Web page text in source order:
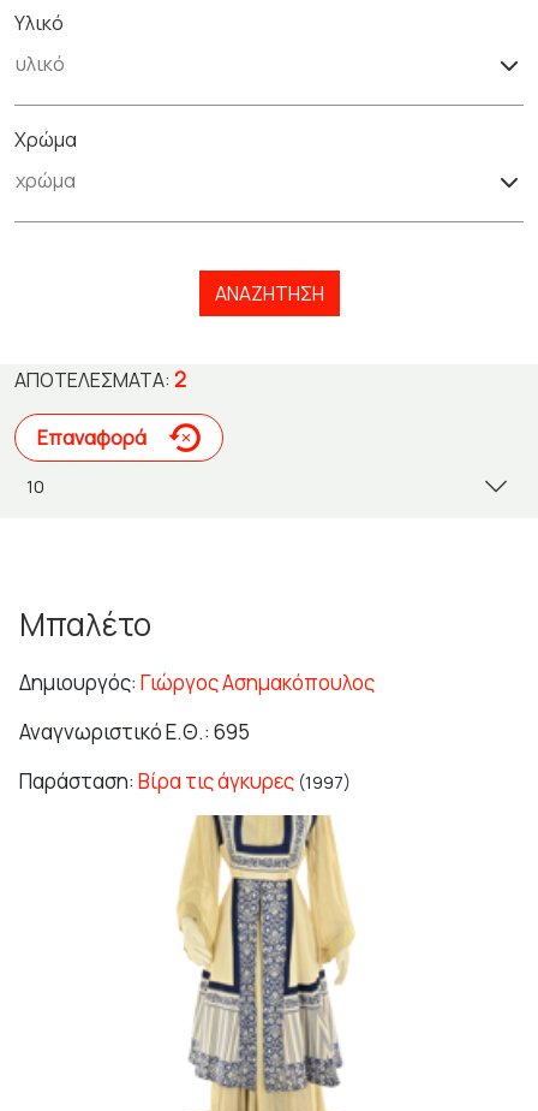
Υλικό
Χρώμα
ΑΝΑΖΉΤΗΣΗ
ΑΠΟΤΕΛΈΣΜΑΤΑ: 2
Επαναφορά
Μπαλέτο
Δημιουργός: Γιώργος Ασημακόπουλος
Αναγνωριστικό Ε.Θ.: 695
Παράσταση: Βίρα τις άγκυρες (1997)